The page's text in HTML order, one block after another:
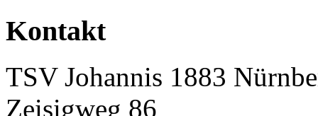
Kontakt
TSV Johannis 1883
Zeisigweg 86